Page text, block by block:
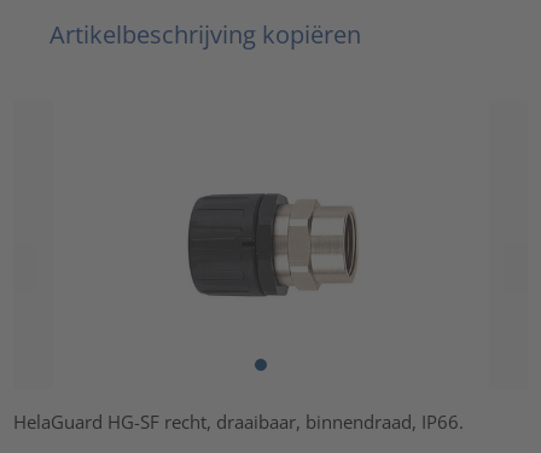
Artikelbeschrijving kopiëren
HelaGuard HG-SF recht, draaibaar, binnendraad, IP66.